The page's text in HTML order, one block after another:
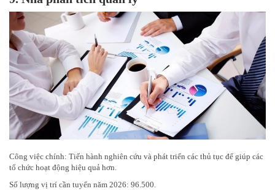
Công việc chính: Tiến hành nghiên cứu và phát triển các thủ tục để giúp các
tổ chức hoạt động hiệu quả hơn.
Số lượng vị trí cần tuyển năm 2026: 96.500.